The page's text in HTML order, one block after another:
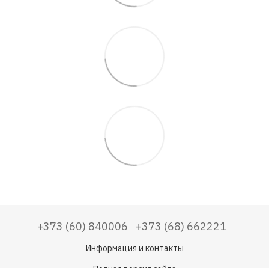
+373 (60) 840006 +373 (68) 662221
Информация и контакты